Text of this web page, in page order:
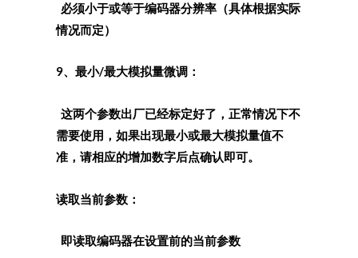
必须小于或等于编码器分辨率（具体根据实际
情况而定）
9、最小/最大模拟量微调：
这两个参数出厂已经标定好了，正常情况下不
需要使用，如果出现最小或最大模拟量值不
准，请相应的增加数字后点确认即可。
读取当前参数：
即读取编码器在设置前的当前参数